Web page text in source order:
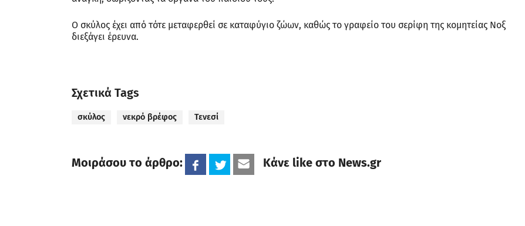
Ο σκύλος έχει από τότε μεταφερθεί σε καταφύγιο ζώων, καθώς το γραφείο του σερίφη της κομητείας Νοξ
διεξάγει έρευνα.
Σχετικά Tags
σκύλος νεκρό βρέφος Τενεσί
Μοιράσου το άρθρο: Κάνε like στο News.gr